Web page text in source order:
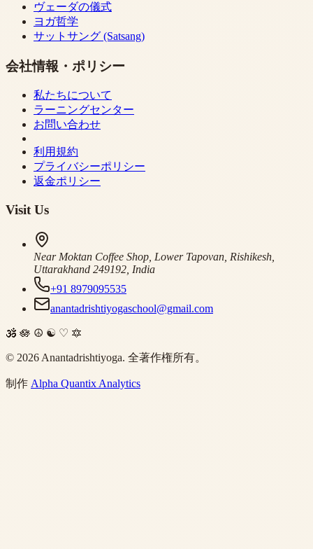
ヴェーダの儀式
ヨガ哲学
サットサング (Satsang)
会社情報・ポリシー
私たちについて
ラーニングセンター
お問い合わせ
利用規約
プライバシーポリシー
返金ポリシー
Visit Us
Near Moktan Coffee Shop, Lower Tapovan, Rishikesh,
Uttarakhand 249192, India
+91 8979095535
anantadrishtiyogaschool@gmail.com
🕉 🪷 ☮ ☯ ♡ 🔯
© 2026 Anantadrishtiyoga. 全著作権所有。
制作 Alpha Quantix Analytics